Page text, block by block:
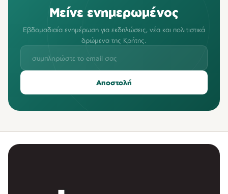
Μείνε ενημερωμένος
Εβδομαδιαία ενημέρωση για εκδηλώσεις, νέα και πολιτιστικά
δρώμενα της Κρήτης.
Αποστολή